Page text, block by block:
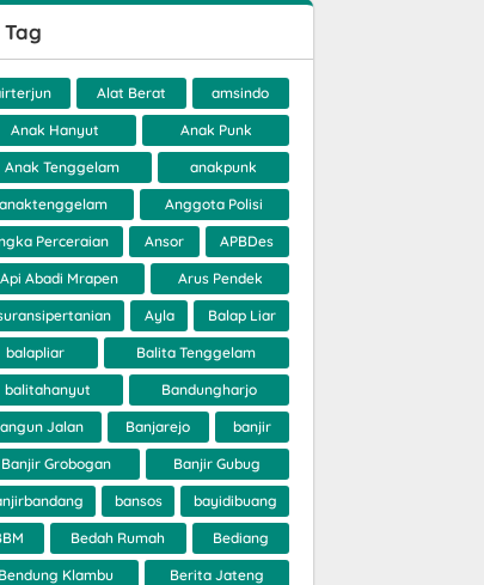
Tag
Alat Berat amsindo
Anak Hanyut Anak Punk
Anak Tenggelam anakpunk
anaktenggelam Anggota Polisi
Perceraian Ansor APBDes
Api Abadi Mrapen Arus Pendek
Ayla Balap Liar
balapliar Balita Tenggelam
balitahanyut Bandungharjo
Jalan Banjarejo banjir
Banjir Grobogan Banjir Gubug
bansos bayidibuang
Bedah Rumah Bediang
Bendung Klambu Berita Jateng